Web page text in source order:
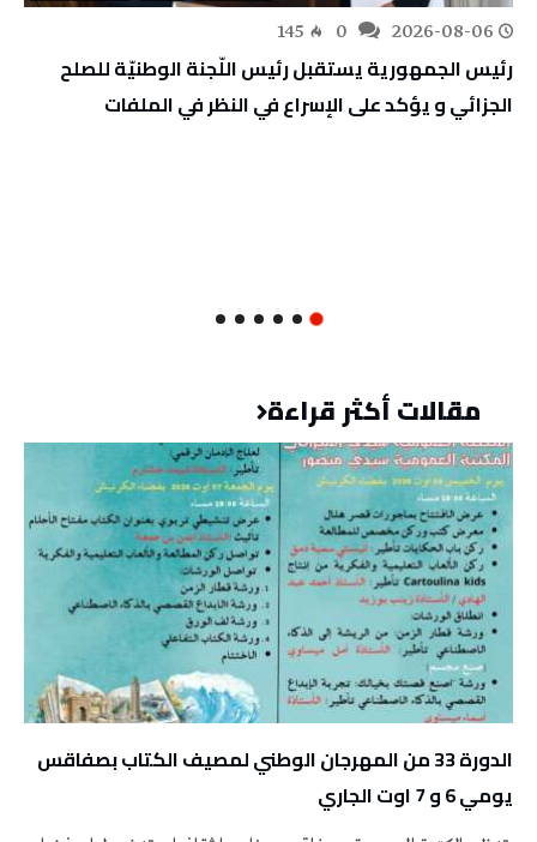
2026-08-06
145
رئيس الجمهورية يستقبل رئيس اللّجنة الوطنيّة للصلح
الجزائي و يؤكد على الإسراع في النظر في الملفات
مقالات أكثر قراءة
الدورة 33 من المهرجان الوطني لمصيف الكتاب بصفاقس
يومي 6 و 7 اوت الجاري